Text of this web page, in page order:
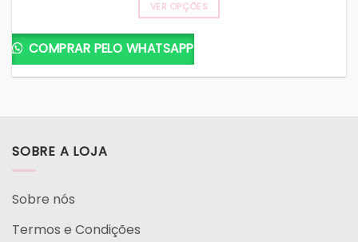
VER OPÇÕES
COMPRAR PELO WHATSAPP
SOBRE A LOJA
Sobre nós
Termos e Condições